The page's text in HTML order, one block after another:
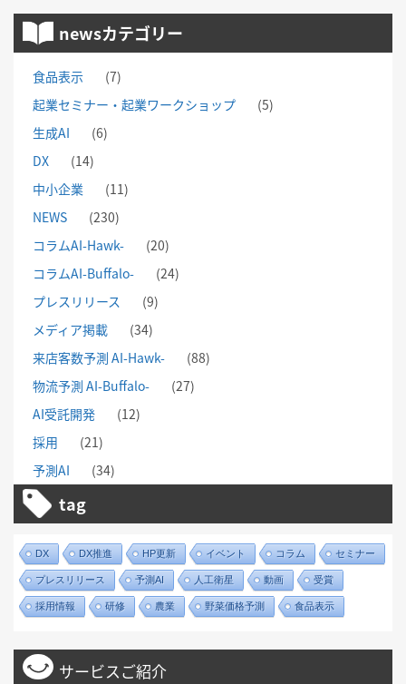
newsカテゴリー
食品表示
(7)
起業セミナー・起業ワークショップ
(5)
生成AI
(6)
DX
(14)
中小企業
(11)
NEWS
(230)
コラムAI-Hawk-
(20)
コラムAI-Buffalo-
(24)
プレスリリース
(9)
メディア掲載
(34)
来店客数予測 AI-Hawk-
(88)
物流予測 AI-Buffalo-
(27)
AI受託開発
(12)
採用
(21)
予測AI
(34)
tag
DX DX推進 HP更新 イベント コラム セミナー
プレスリリース 予測AI 人工衛星 動画 受賞
採用情報 研修 農業 野菜価格予測 食品表示
サービスご紹介